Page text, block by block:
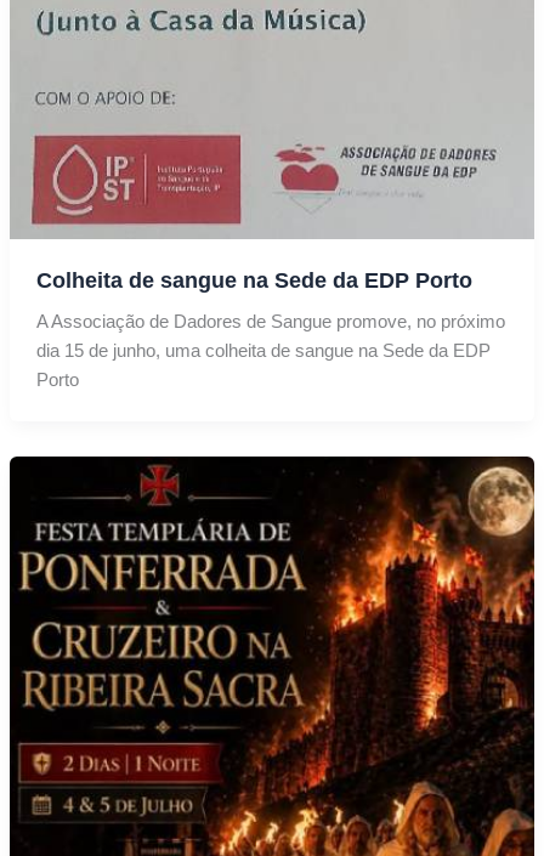
Colheita de sangue na Sede da EDP Porto
A Associação de Dadores de Sangue promove, no próximo
dia 15 de junho, uma colheita de sangue na Sede da EDP
Porto